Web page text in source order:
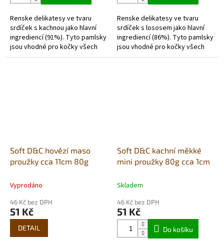
Renske delikatesy ve tvaru
srdíček s kachnou jako hlavní
ingrediencí (91%). Tyto pamlsky
jsou vhodné pro kočky všech
plemen od 9...
Renske delikatesy ve tvaru
srdíček s lososem jako hlavní
ingrediencí (86%). Tyto pamlsky
jsou vhodné pro kočky všech
plemen od 9 týdnů
Soft D&C hovězí maso
proužky cca 11cm 80g
Vyprodáno
46 Kč bez DPH
51 Kč
DETAIL
Soft D&C kachní měkké
mini proužky 80g cca 1cm
Skladem
46 Kč bez DPH
51 Kč
Do košíku